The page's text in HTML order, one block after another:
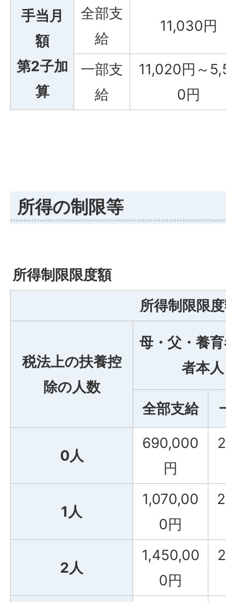
手当月
額
第2子加
算
全部支
給
11,030円
一部支
給
11,020円～
0円
所得の制限等
所得制限限度額
所得制限限
税法上の扶養控
除の人数
母・父・養
者本
全部支給
0人
690,000
円
1人
1,070,00
0円
2人
1,450,00
0円